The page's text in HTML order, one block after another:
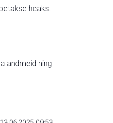
heaks.
andmeid ning